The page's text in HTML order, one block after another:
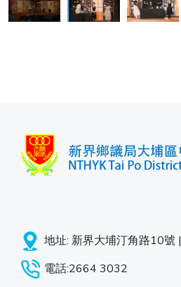
地址: 新界大埔汀角路10號 |
電話:2664 3032